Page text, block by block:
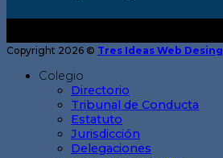
Copyright 2026 © Tres Ideas Web Desing
Colegio
Directorio
Tribunal de Conducta
Estatuto
Jurisdicción
Delegaciones